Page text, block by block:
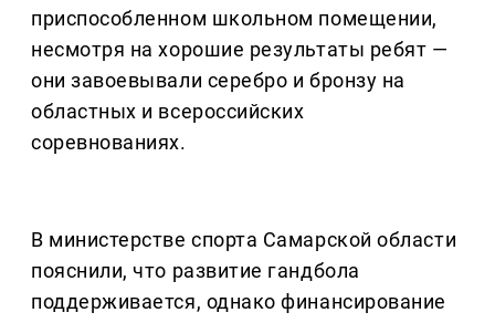
приспособленном школьном помещении,
несмотря на хорошие результаты ребят —
они завоевывали серебро и бронзу на
областных и всероссийских
соревнованиях.
В министерстве спорта Самарской области
пояснили, что развитие гандбола
поддерживается, однако финансирование